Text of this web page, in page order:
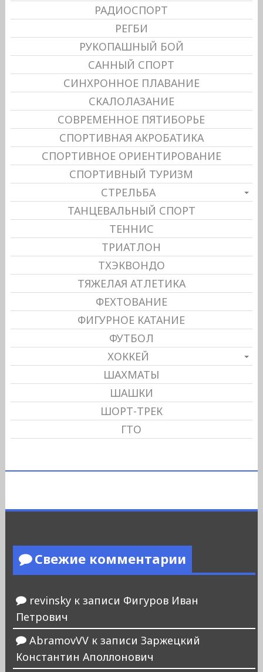
РАДИОСПОРТ
РЕГБИ
РУКОПАШНЫЙ БОЙ
САННЫЙ СПОРТ
СИНХРОННОЕ ПЛАВАНИЕ
СКАЛОЛАЗАНИЕ
СОВРЕМЕННОЕ ПЯТИБОРЬЕ
СПОРТИВНАЯ АКРОБАТИКА
СПОРТИВНОЕ ОРИЕНТИРОВАНИЕ
СПОРТИВНЫЙ ТУРИЗМ
СТРЕЛЬБА
ТАНЦЕВАЛЬНЫЙ СПОРТ
ТЕННИС
ТРИАТЛОН
ТХЭКВОНДО
ТЯЖЕЛАЯ АТЛЕТИКА
ФЕХТОВАНИЕ
ФИГУРНОЕ КАТАНИЕ
ФУТБОЛ
ХОККЕЙ
ШАХМАТЫ
ШАШКИ
ШОРТ-ТРЕК
ГТО
Свежие комментарии
revinskyк записи Фигуров Иван
Петрович
AbramovVVк записи Заржецкий
Константин Аполлонович